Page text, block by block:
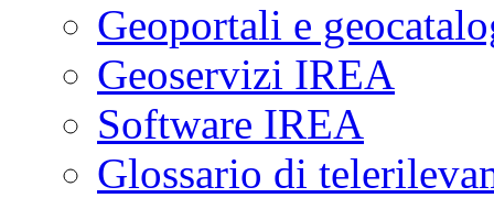
Geoportali e
Geoservizi IREA
Software IREA
Glossario di